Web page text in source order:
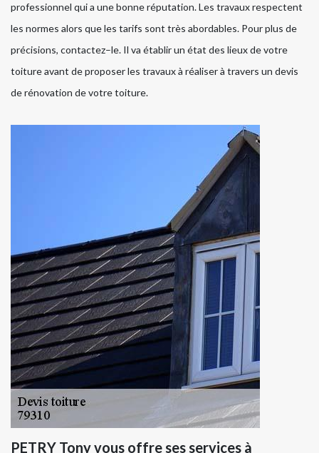
professionnel qui a une bonne réputation. Les travaux respectent
les normes alors que les tarifs sont très abordables. Pour plus de
précisions, contactez–le. Il va établir un état des lieux de votre
toiture avant de proposer les travaux à réaliser à travers un devis
de rénovation de votre toiture.
PETRY Tony vous offre ses services à